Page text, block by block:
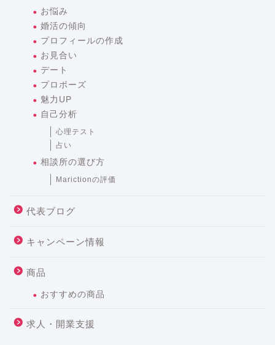
お悩み
婚活の傾向
プロフィールの作成
お見合い
デート
プロポーズ
魅力UP
自己分析
心理テスト
占い
相談所の選び方
Marictionの評価
代表ブログ
キャンペーン情報
商品
おすすめの商品
求人・開業支援